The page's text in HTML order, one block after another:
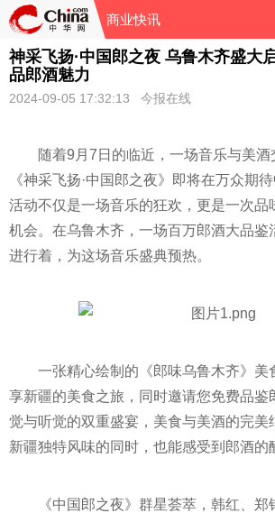
商业快讯
神采飞扬·中国郎之夜 乌鲁木齐盛大
品郎酒魅力
2024-09-05 17:32:13 今报在线
随着9月7日的临近 ，一场音乐与美
《神采飞扬·中国郎之夜》即将在万众期
活动不仅是一场音乐的狂欢，更是一次品
机会。在乌鲁木齐，一场百万郎酒大品鉴
进行着，为这场音乐盛典预热。
一张精心绘制的《郎味乌鲁木齐》美
享新疆的美食之旅，同时邀请您免费品鉴
觉与听觉的双重盛宴，美食与美酒的完美
新疆独特风味的同时，也能感受到郎酒的
《中国郎之夜》群星荟萃，韩红、郑